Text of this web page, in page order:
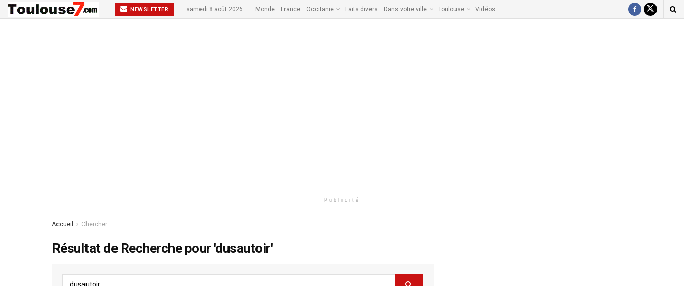
NEWSLETTER samedi 8 août 2026 Monde France Occitanie Faits divers Dans votre ville Toulouse Vidéos
Publicité
Accueil Chercher
Résultat de Recherche pour 'dusautoir'